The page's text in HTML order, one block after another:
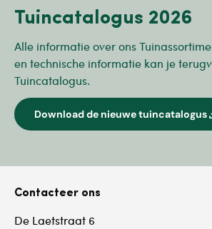
Tuincatalogus 2026
Alle informatie over ons
en technische informatie kan je
Tuincatalogus.
Download de nieuwe tuincatalogus
Contacteer ons
De Laetstraat 6